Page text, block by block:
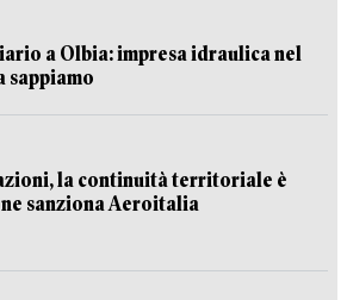
a Olbia: impresa idraulica nel
sappiamo
la continuità territoriale è
sanziona Aeroitalia